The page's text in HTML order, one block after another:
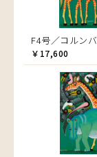
F4号／コルンバ
￥17,600